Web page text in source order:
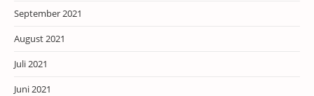
September 2021
August 2021
Juli 2021
Juni 2021